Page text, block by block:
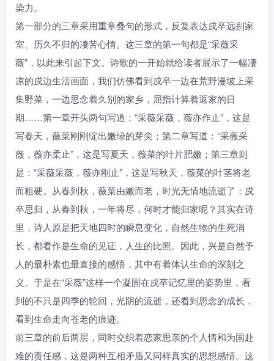
染力。
第一部分的三章采用重章叠句的形式，反复表达戍卒远别家
室、历久不归的凄苦心情。这三章的第一句都是“采薇采
薇”，以此来引起下文。诗歌的一开始就给读者展示了一幅凄
凉的戍边生活画面，我们仿佛看到戍卒一边在荒野漫坡上采
集野菜，一边思念着久别的家乡，屈指计算着返家的日
期……第一章开头两句写道：“采薇采薇，薇亦作止”，这是
写春天，薇菜刚刚绽出嫩绿的芽尖；第二章写道：“采薇采
薇，薇亦柔止”，这是写夏天，薇菜的叶片肥嫩；第三章则
是：“采薇采薇，薇亦刚止”，这是写秋天，薇菜的叶茎将老
而粗硬。从春到秋，薇菜由嫩而老，时光无情地流逝了；戍
卒思归，从春到秋，一年将尽，何时才能归家呢？其实在诗
里，诗人原是把天地四时的瞬息变化，自然生物的生死消
长，都看作是生命的见证，人生的比照。因此，兴是自然予
人的最朴素也最直接的感悟，其中有着体认生命的深刻之
义。于是在“采薇”这样一个凝固在戍卒记忆里的姿势里，看
到的不只是四季的轮回，光阴的流逝，还看到思念的成长，
看到生命走向苍老的痕迹。
前三章的前后两层，同时交织着恋家思亲的个人情和为国赴
难的责任感，这是两种互相矛盾又同样真实的思想感情。这